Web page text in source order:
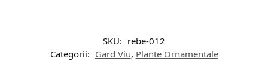
SKU: rebe-012
Categorii: Gard Viu, Plante Ornamentale